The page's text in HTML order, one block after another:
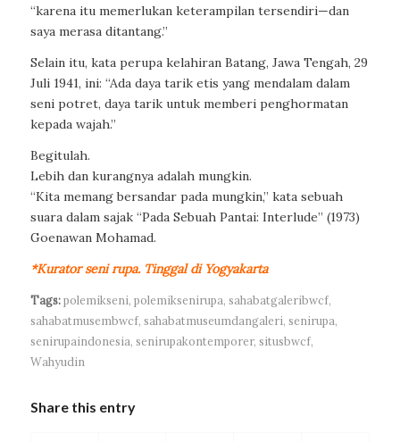
“karena itu memerlukan keterampilan tersendiri—dan
saya merasa ditantang.”
Selain itu, kata perupa kelahiran Batang, Jawa Tengah, 29
Juli 1941, ini: “Ada daya tarik etis yang mendalam dalam
seni potret, daya tarik untuk memberi penghormatan
kepada wajah.”
Begitulah.
Lebih dan kurangnya adalah mungkin.
“Kita memang bersandar pada mungkin,” kata sebuah
suara dalam sajak “Pada Sebuah Pantai: Interlude” (1973)
Goenawan Mohamad.
*Kurator seni rupa. Tinggal di Yogyakarta
Tags: polemikseni, polemiksenirupa, sahabatgaleribwcf,
sahabatmusembwcf, sahabatmuseumdangaleri, senirupa,
senirupaindonesia, senirupakontemporer, situsbwcf,
Wahyudin
Share this entry